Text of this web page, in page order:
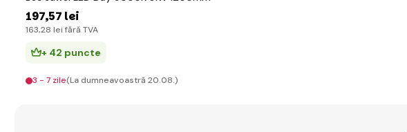
197,57 lei
163,28 lei fără TVA
+ 42 puncte
3 - 7 zile(La dumneavoastră 20.08.)